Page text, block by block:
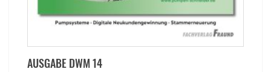
AUSGABE DWM 14